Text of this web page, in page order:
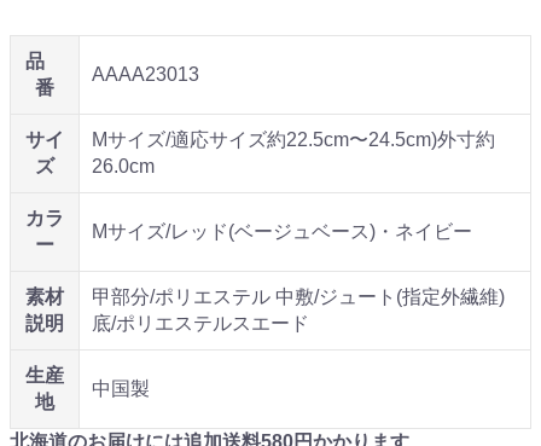
品
番
AAAA23013
サイ
ズ
Mサイズ/適応サイズ約22.5cm〜24.5cm)外寸約
26.0cm
カラ
ー
Mサイズ/レッド(ベージュベース)・ネイビー
素材
説明
甲部分/ポリエステル 中敷/ジュート(指定外繊維)
底/ポリエステルスエード
生産
地
中国製